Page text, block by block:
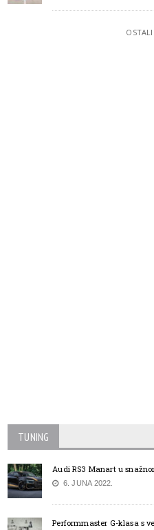
TUNING
Audi RS3 Manart u
6. JUNA 2022.
Performmaster G-klasa s